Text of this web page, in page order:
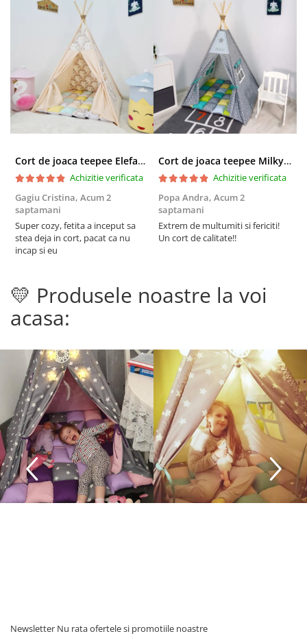
Cort de joaca teepee Elefanti - bej
Achizitie verificata
Gagiu Cristina, Acum 2
saptamani
Super cozy, fetita a inceput sa
stea deja in cort, pacat ca nu
incap si eu
Cort de joaca teepee Milky Stars Personalizat
Achizitie verificata
Popa Andra, Acum 2
saptamani
Extrem de multumiti si fericiti!
Un cort de calitate!!
💛 Produsele noastre la voi
acasa:
Newsletter Nu rata ofertele si promotiile noastre